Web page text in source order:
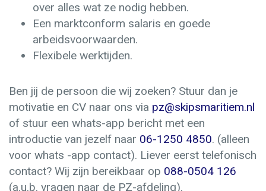
over alles wat ze nodig hebben.
Een marktconform salaris en goede
arbeidsvoorwaarden.
Flexibele werktijden.
Ben jij de persoon die wij zoeken? Stuur dan je
motivatie en CV naar ons via pz@skipsmaritiem.nl
of stuur een whats-app bericht met een
introductie van jezelf naar 06-1250 4850. (alleen
voor whats -app contact). Liever eerst telefonisch
contact? Wij zijn bereikbaar op 088-0504 126
(a.u.b. vragen naar de PZ-afdeling).